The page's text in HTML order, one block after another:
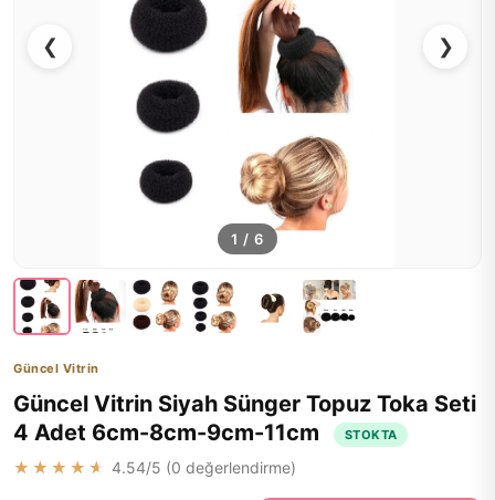
❮ ❯
1 / 6
Güncel Vitrin
Güncel Vitrin Siyah Sünger Topuz Toka Seti
4 Adet 6cm-8cm-9cm-11cm
STOKTA
★★★★★ 4.54/5 (0 değerlendirme)